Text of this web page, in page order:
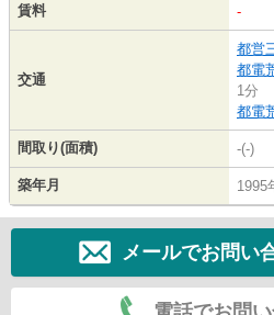
賃料 -
交通
都営
都電
1分
都電
間取り(面積) -(-)
築年月 1995
メールでお問い